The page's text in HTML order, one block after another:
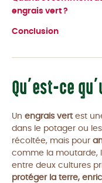
engrais vert ?
Conclusion
Qu’est-ce
Un engrais vertest
dans le potager ou
récoltée, mais pour
comme la moutarde,
entre deux cultures
protéger la terre,